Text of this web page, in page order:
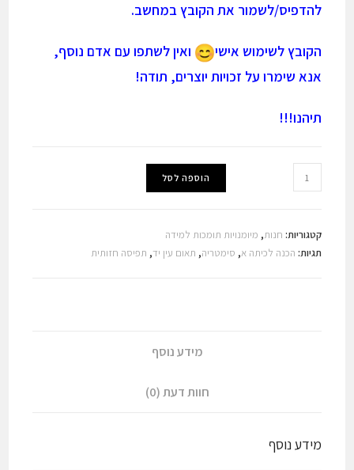
להדפיס/לשמור את הקובץ במחשב.
הקובץ לשימוש אישי
ואין לשתפו עם אדם נוסף,
אנא שימרו על זכויות יוצרים, תודה!
תיהנו!!!
כמות
של
ציור
סימטרי
הוספה לסל
קטגוריות: חנות, מיומנויות תומכות למידה
תגיות: הכנה לכיתה א, סימטריה, תאום עין יד, תפיסה חזותית
מידע נוסף
חוות דעת (0)
מידע נוסף